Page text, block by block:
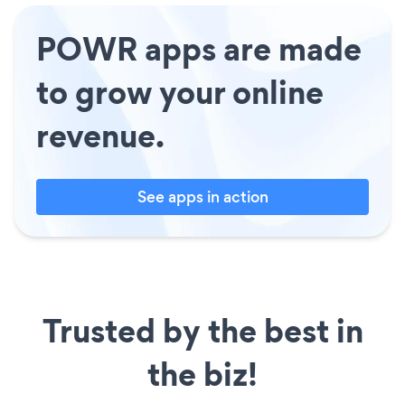
POWR apps are made
to grow your online
revenue.
See apps in action
Trusted by the best in
the biz!